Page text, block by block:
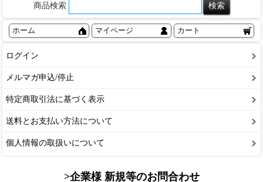
商品検索
ホーム マイページ カート
ログイン
メルマガ申込/停止
特定商取引法に基づく表示
送料とお支払い方法について
個人情報の取扱いについて
>企業様 新規等のお問合わせ